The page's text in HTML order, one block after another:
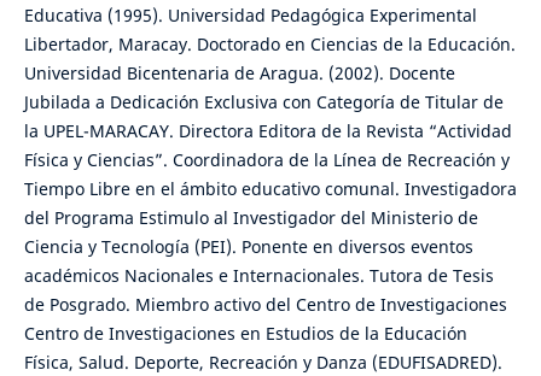
Educativa (1995). Universidad Pedagógica Experimental
Libertador, Maracay. Doctorado en Ciencias de la Educación.
Universidad Bicentenaria de Aragua. (2002). Docente
Jubilada a Dedicación Exclusiva con Categoría de Titular de
la UPEL-MARACAY. Directora Editora de la Revista “Actividad
Física y Ciencias”. Coordinadora de la Línea de Recreación y
Tiempo Libre en el ámbito educativo comunal. Investigadora
del Programa Estimulo al Investigador del Ministerio de
Ciencia y Tecnología (PEI). Ponente en diversos eventos
académicos Nacionales e Internacionales. Tutora de Tesis
de Posgrado. Miembro activo del Centro de Investigaciones
Centro de Investigaciones en Estudios de la Educación
Física, Salud. Deporte, Recreación y Danza (EDUFISADRED).